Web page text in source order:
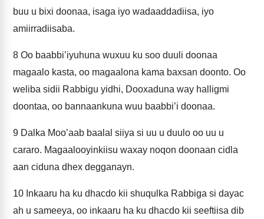
buu u bixi doonaa, isaga iyo wadaaddadiisa, iyo
amiirradiisaba.
8 Oo baabbi’iyuhuna wuxuu ku soo duuli doonaa
magaalo kasta, oo magaalona kama baxsan doonto. Oo
weliba sidii Rabbigu yidhi, Dooxaduna way halligmi
doontaa, oo bannaankuna wuu baabbi’i doonaa.
9 Dalka Moo’aab baalal siiya si uu u duulo oo uu u
cararo. Magaalooyinkiisu waxay noqon doonaan cidla
aan ciduna dhex degganayn.
10 Inkaaru ha ku dhacdo kii shuqulka Rabbiga si dayac
ah u sameeya, oo inkaaru ha ku dhacdo kii seeftiisa dib